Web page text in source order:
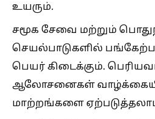
உயரும்.
சமூக சேவை மற்றும்
செயல்பாடுகளில்
பெயர் கிடைக்கும்.
ஆலோசனைகள்
மாற்றங்களை